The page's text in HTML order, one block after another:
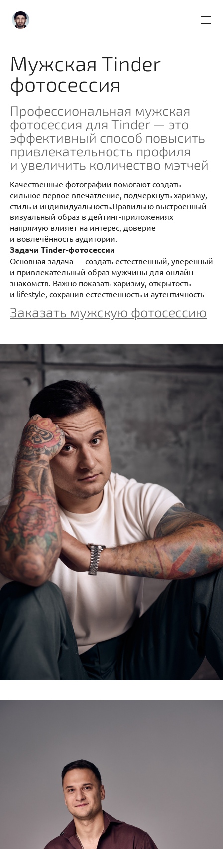
Мужская Tinder
фотосессия
Профессиональная мужская
фотосессия для Tinder — это
эффективный способ повысить
привлекательность профиля
и увеличить количество мэтчей
Качественные фотографии помогают создать
сильное первое впечатление, подчеркнуть харизму,
стиль и индивидуальность.Правильно выстроенный
визуальный образ в дейтинг-приложениях
напрямую влияет на интерес, доверие
и вовлечённость аудитории.
Задачи Tinder-фотосессии
Основная задача — создать естественный, уверенный
и привлекательный образ мужчины для онлайн-
знакомств. Важно показать харизму, открытость
и lifestyle, сохранив естественность и аутентичность
Заказать мужскую фотосессию